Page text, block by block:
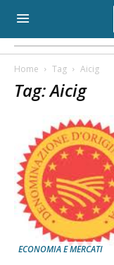
Home Tag Aicig
Tag: Aicig
ECONOMIA E MERCATI